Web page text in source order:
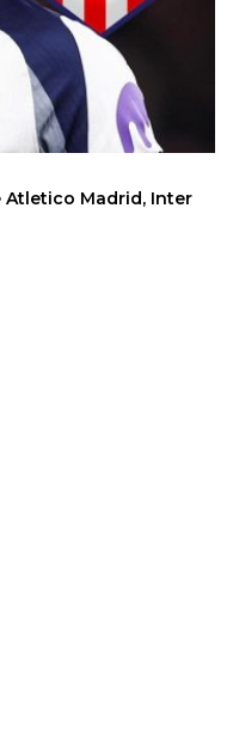
Atletico Madrid, Inter